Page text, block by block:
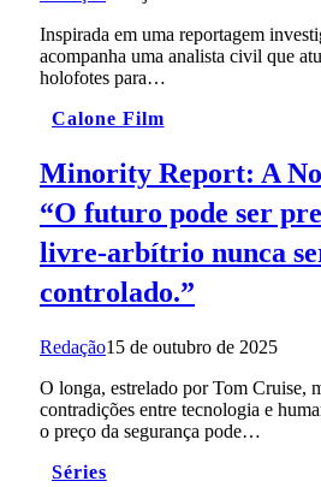
Inspirada em uma reportagem
acompanha uma analista civil que
holofotes para…
Calone Film
Minority Report: A
“O futuro pode ser
livre-arbítrio nunca
controlado.”
Redação15 de outubro de 2025
O longa, estrelado por Tom Cruise,
contradições entre tecnologia e
o preço da segurança pode…
Séries